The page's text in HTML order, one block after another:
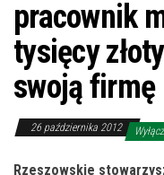
pracownik
tysięcy
swoją firmę
26 października 2012
Rzeszowskie